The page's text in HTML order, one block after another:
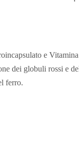
e
dei globuli rossi e
ferro.